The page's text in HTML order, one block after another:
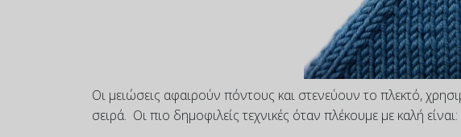
Οι μειώσεις αφαιρούν πόντους και στενεύουν το πλεκτό,
σειρά. Οι πιο δημοφιλείς τεχνικές όταν πλέκουμε με καλή είναι: